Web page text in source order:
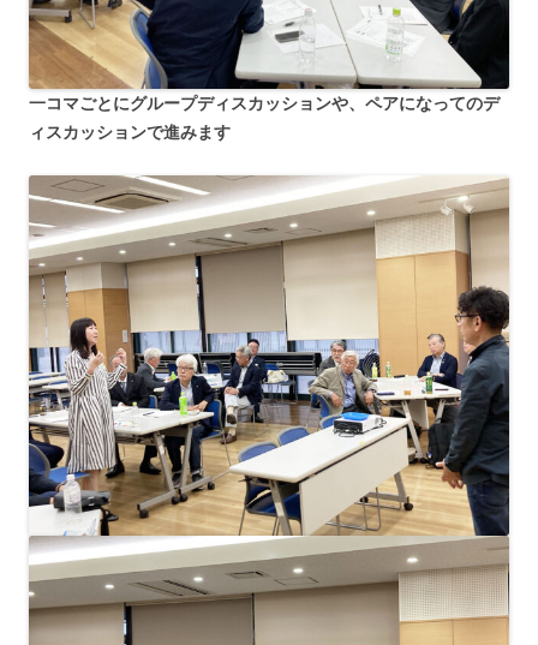
一コマごとにグループディスカッションや、ペアになってのデ
ィスカッションで進みます